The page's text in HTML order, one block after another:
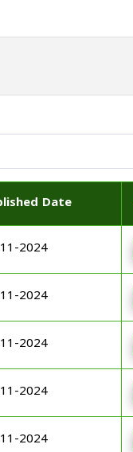
Date
2024
2024
2024
2024
2024